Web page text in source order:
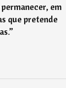
em
que pretende
”